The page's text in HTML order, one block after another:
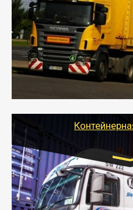
- Перевозка техники и
осуществляется после
перевозку (обычно 7-14
- Тайгер Логистик в
качественно и безопасно
грузы по всей России
другим транспортом и
Цена за км.